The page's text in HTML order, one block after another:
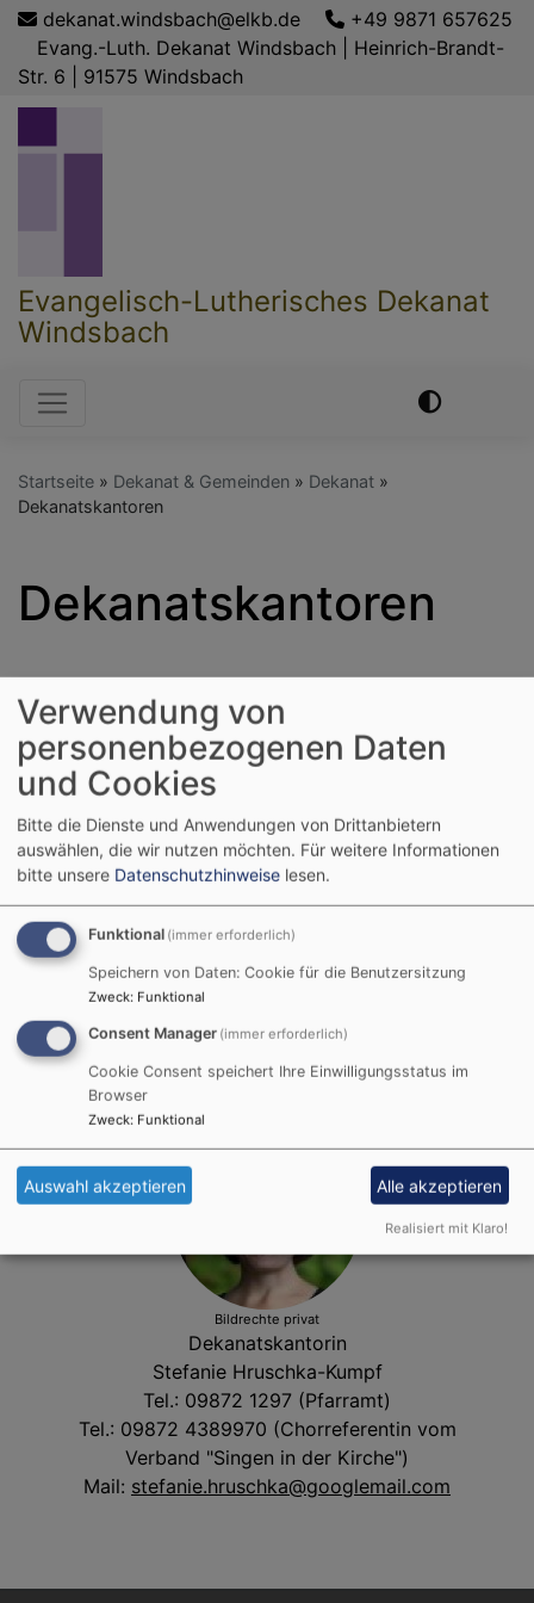
Direkt
Inhalt
dekanat.windsbach@elkb.de
+49 9871 657625
Evang.-Luth. Dekanat Windsbach | Heinrich-Brandt-
Str. 6 | 91575 Windsbach
Evangelisch-Lutherisches Dekanat
Windsbach
Hauptnavigation
Startseite Dekanat & Gemeinden
Dekanat
Dekanatskantoren
Dekanatskantoren
Bildrechte privat
Dekanatskantor
Markus Kumpf
Mobil: 0152 03229498
Bildrechte privat
Dekanatskantorin
Stefanie Hruschka-Kumpf
Tel.: 09872 1297 (Pfarramt)
Tel.: 09872 4389970 (Chorreferentin vom
Verband "Singen in der Kirche")
Mail: stefanie.hruschka@googlemail.com
Verwendung von
personenbezogenen Daten
und Cookies
Bitte die Dienste und Anwendungen von Drittanbietern
auswählen, die wir nutzen möchten. Für weitere Informationen
bitte unsere Datenschutzhinweise lesen.
Funktional (immer erforderlich)
Speichern von Daten: Cookie für die Benutzersitzung
Zweck: Funktional
Consent Manager (immer erforderlich)
Cookie Consent speichert Ihre Einwilligungsstatus im
Browser
Zweck: Funktional
Auswahl akzeptieren Alle akzeptieren
Realisiert mit Klaro!